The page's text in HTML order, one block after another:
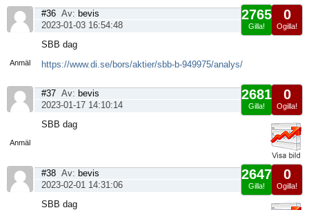
Anmäl
0
Ogilla!
2765
Gilla!
#36 Av: bevis
2023-01-03 16:54:48
SBB dag
https://www.di.se/bors/aktier/sbb-b-949975/analys/
Anmäl
0
Ogilla!
2681
Gilla!
#37 Av: bevis
2023-01-17 14:10:14
SBB dag
0
Ogilla!
2647
Gilla!
#38 Av: bevis
2023-02-01 14:31:06
SBB dag